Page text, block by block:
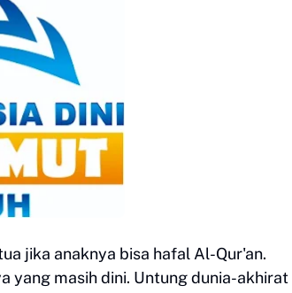
jika anaknya bisa hafal Al-Qur'an.
yang masih dini. Untung dunia-akhirat